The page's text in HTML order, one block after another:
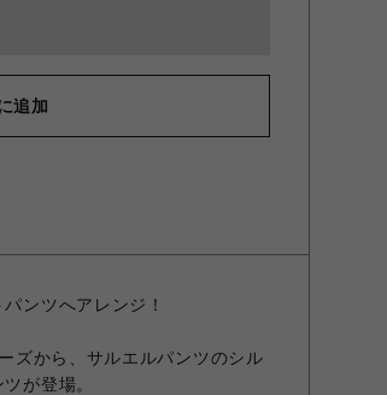
追加
ンツへアレンジ！
ズから、サルエルパンツのシル
が登場。